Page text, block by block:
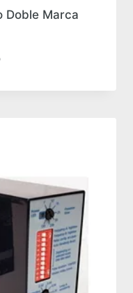
Doble Marca